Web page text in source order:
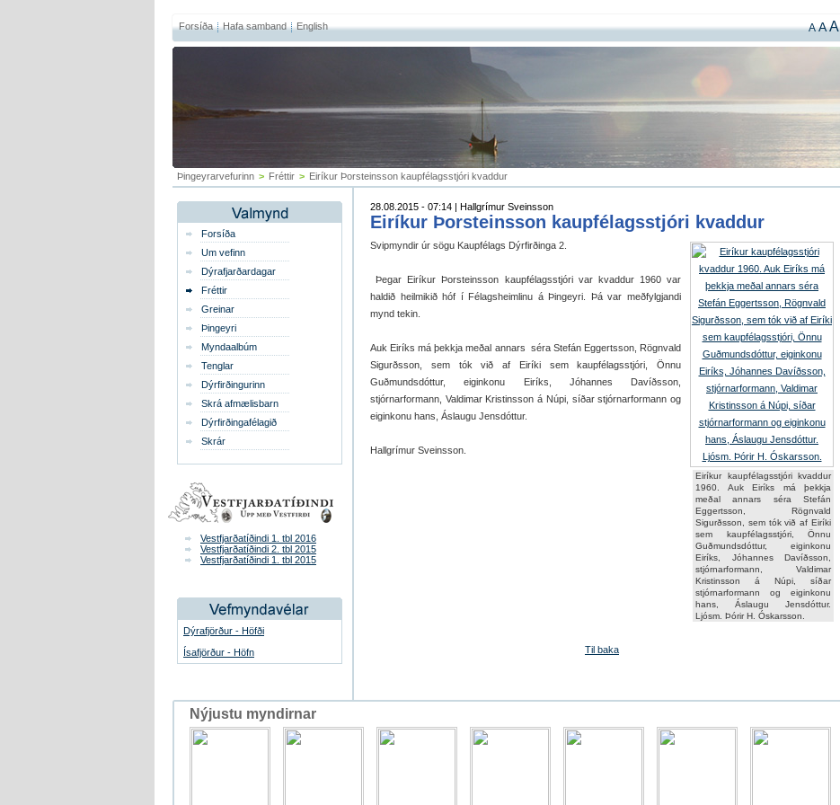
Forsíða Hafa samband English A AA
Þingeyrarvefurinn > Fréttir > Eiríkur Þorsteinsson kaupfélagsstjóri kvaddur
Forsíða
Um vefinn
Dýrafjarðardagar
Fréttir
Greinar
Þingeyri
Myndaalbúm
Tenglar
Dýrfirðingurinn
Skrá afmælisbarn
Dýrfirðingafélagið
Skrár
Vestfjarðatíðindi 1. tbl 2016
Vestfjarðatíðindi 2. tbl 2015
Vestfjarðatíðindi 1. tbl 2015
Dýrafjörður - Höfði
Ísafjörður - Höfn
28.08.2015 - 07:14 | Hallgrímur Sveinsson
Eiríkur Þorsteinsson kaupfélagsstjóri kvaddur
Eiríkur kaupfélagsstjóri kvaddur
1960. Auk Eiríks má þekkja
meðal annars séra Stefán
Eggertsson, Rögnvald
Sigurðsson, sem tók við af Eiríki
sem kaupfélagsstjóri, Önnu
Guðmundsdóttur, eiginkonu
Eiríks, Jóhannes Davíðsson,
stjórnarformann, Valdimar
Kristinsson á Núpi, síðar
stjórnarformann og eiginkonu
hans, Áslaugu Jensdóttur.
Ljósm. Þórir H. Óskarsson.
Svipmyndir úr sögu Kaupfélags Dýrfirðinga 2.
Þegar Eiríkur Þorsteinsson kaupfélagsstjóri var kvaddur 1960 var
haldið heilmikið hóf í Félagsheimlinu á Þingeyri. Þá var meðfylgjandi
mynd tekin.
Auk Eiríks má þekkja meðal annars séra Stefán Eggertsson, Rögnvald
Sigurðsson, sem tók við af Eiríki sem kaupfélagsstjóri, Önnu
Guðmundsdóttur, eiginkonu Eiríks, Jóhannes Davíðsson,
stjórnarformann, Valdimar Kristinsson á Núpi, síðar stjórnarformann og
eiginkonu hans, Áslaugu Jensdóttur.
Hallgrímur Sveinsson.
Til baka
Nýjustu myndirnar